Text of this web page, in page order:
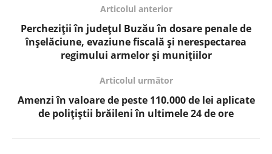
Articolul anterior
Percheziții în județul Buzău în dosare penale de
înșelăciune, evaziune fiscală și nerespectarea
regimului armelor și munițiilor
Articolul următor
Amenzi în valoare de peste 110.000 de lei aplicate
de polițiștii brăileni în ultimele 24 de ore